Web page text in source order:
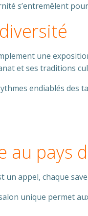
s’entremêlent
une
et ses traditions
endiablés des
au pays
un appel, chaque
salon unique permet